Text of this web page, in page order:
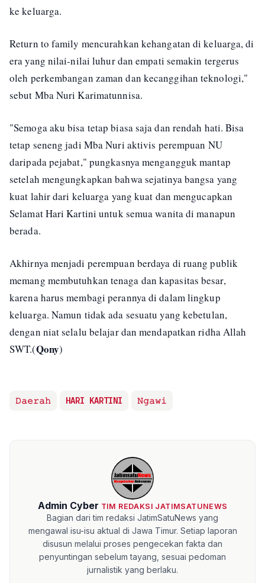
ke keluarga.
Return to family mencurahkan kehangatan di keluarga, di
era yang nilai-nilai luhur dan empati semakin tergerus
oleh perkembangan zaman dan kecanggihan teknologi,"
sebut Mba Nuri Karimatunnisa.
"Semoga aku bisa tetap biasa saja dan rendah hati. Bisa
tetap seneng jadi Mba Nuri aktivis perempuan NU
daripada pejabat," pungkasnya mengangguk mantap
setelah mengungkapkan bahwa sejatinya bangsa yang
kuat lahir dari keluarga yang kuat dan mengucapkan
Selamat Hari Kartini untuk semua wanita di manapun
berada.
Akhirnya menjadi perempuan berdaya di ruang publik
memang membutuhkan tenaga dan kapasitas besar,
karena harus membagi perannya di dalam lingkup
keluarga. Namun tidak ada sesuatu yang kebetulan,
dengan niat selalu belajar dan mendapatkan ridha Allah
SWT.(Qony)
𝙳𝚊𝚎𝚛𝚊𝚑 HARI KARTINI 𝙽𝚐𝚊𝚠𝚒
Admin Cyber TIM REDAKSI JATIMSATUNEWS
Bagian dari tim redaksi JatimSatuNews yang
mengawal isu-isu aktual di Jawa Timur. Setiap laporan
disusun melalui proses pengecekan fakta dan
penyuntingan sebelum tayang, sesuai pedoman
jurnalistik yang berlaku.